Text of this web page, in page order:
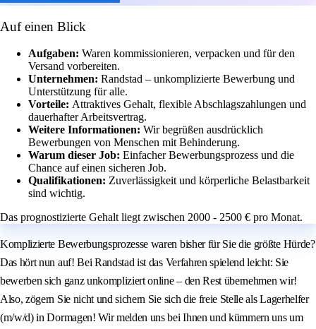
Auf einen Blick
Aufgaben: Waren kommissionieren, verpacken und für den
Versand vorbereiten.
Unternehmen: Randstad – unkomplizierte Bewerbung und
Unterstützung für alle.
Vorteile: Attraktives Gehalt, flexible Abschlagszahlungen und
dauerhafter Arbeitsvertrag.
Weitere Informationen: Wir begrüßen ausdrücklich
Bewerbungen von Menschen mit Behinderung.
Warum dieser Job: Einfacher Bewerbungsprozess und die
Chance auf einen sicheren Job.
Qualifikationen: Zuverlässigkeit und körperliche Belastbarkeit
sind wichtig.
Das prognostizierte Gehalt liegt zwischen 2000 - 2500 € pro Monat.
Komplizierte Bewerbungsprozesse waren bisher für Sie die größte Hürde?
Das hört nun auf! Bei Randstad ist das Verfahren spielend leicht: Sie
bewerben sich ganz unkompliziert online – den Rest übernehmen wir!
Also, zögern Sie nicht und sichern Sie sich die freie Stelle als Lagerhelfer
(m/w/d) in Dormagen! Wir melden uns bei Ihnen und kümmern uns um